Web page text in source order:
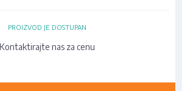
PROIZVOD JE DOSTUPAN
Kontaktirajte nas za cenu